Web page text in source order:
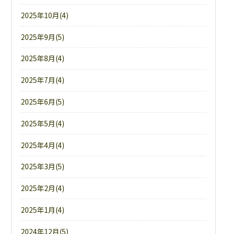
2025年10月(4)
2025年9月(5)
2025年8月(4)
2025年7月(4)
2025年6月(5)
2025年5月(4)
2025年4月(4)
2025年3月(5)
2025年2月(4)
2025年1月(4)
2024年12月(5)